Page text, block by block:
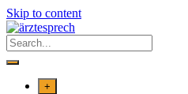
Skip to content
+